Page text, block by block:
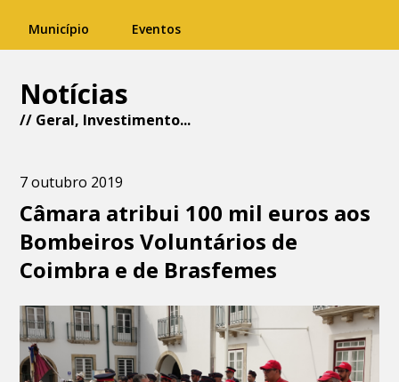
Município Eventos
Notícias
// Geral, Investimento...
7 outubro 2019
Câmara atribui 100 mil euros aos
Bombeiros Voluntários de
Coimbra e de Brasfemes